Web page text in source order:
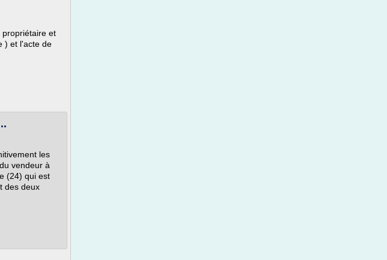
propriétaire et
) et l'acte de
les
vendeur à
(24) qui est
des deux